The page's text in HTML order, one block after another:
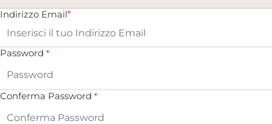
Indirizzo Email*
Password *
Conferma Password *